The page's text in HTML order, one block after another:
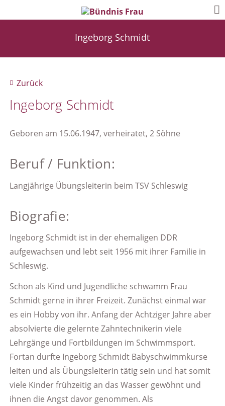
Ingeborg Schmidt
Zurück
Ingeborg Schmidt
Geboren am 15.06.1947, verheiratet, 2 Söhne
Beruf / Funktion:
Langjährige Übungsleiterin beim TSV Schleswig
Biografie:
Ingeborg Schmidt ist in der ehemaligen DDR
aufgewachsen und lebt seit 1956 mit ihrer Familie in
Schleswig.
Schon als Kind und Jugendliche schwamm Frau
Schmidt gerne in ihrer Freizeit. Zunächst einmal war
es ein Hobby von ihr. Anfang der Achtziger Jahre aber
absolvierte die gelernte Zahntechnikerin viele
Lehrgänge und Fortbildungen im Schwimmsport.
Fortan durfte Ingeborg Schmidt Babyschwimmkurse
leiten und als Übungsleiterin tätig sein und hat somit
viele Kinder frühzeitig an das Wasser gewöhnt und
ihnen die Angst davor genommen. Als